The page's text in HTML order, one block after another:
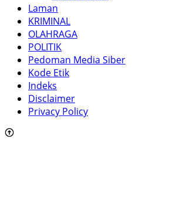
Laman
KRIMINAL
OLAHRAGA
POLITIK
Pedoman Media Siber
Kode Etik
Indeks
Disclaimer
Privacy Policy